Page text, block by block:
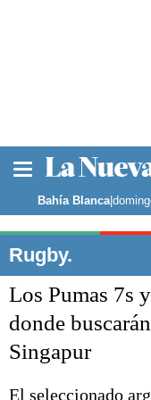
Noticias
Deportes
Bahía Blanca|
Rugby.
Los Pumas 7s
donde
Singapur
El seleccionado